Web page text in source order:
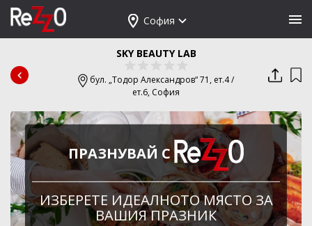
София
SKY BEAUTY LAB
бул. „Тодор Александров“ 71, ет.4 /
ет.6, София
ПРАЗНУВАЙ С
ИЗБЕРЕТЕ ИДЕАЛНОТО МЯСТО ЗА
ВАШИЯ ПРАЗНИК